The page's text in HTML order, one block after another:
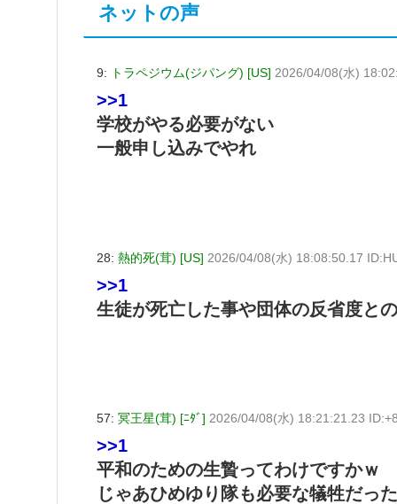
ネットの声
9: トラペジウム(ジパング) [US] 2026/04/08(水)
>>1
学校がやる必要がない
一般申し込みでやれ
28: 熱的死(茸) [US] 2026/04/08(水) 18:08:50.17
>>1
生徒が死亡した事や団体の反省度と
57: 冥王星(茸) [ﾆﾀﾞ] 2026/04/08(水) 18:21:21.23
>>1
平和のための生贄ってわけですかｗ
じゃあひめゆり隊も必要な犠牲だっ